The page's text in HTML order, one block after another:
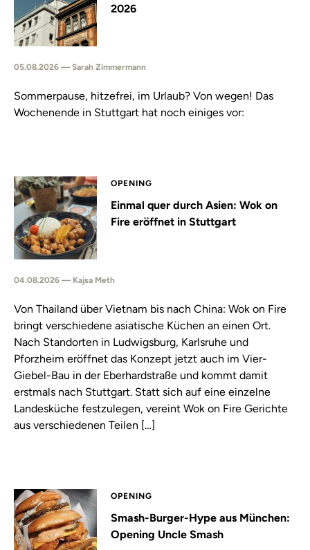
2026
05.08.2026 — Sarah Zimmermann
Sommerpause, hitzefrei, im Urlaub? Von wegen! Das
Wochenende in Stuttgart hat noch einiges vor:
OPENING
Einmal quer durch Asien: Wok on
Fire eröffnet in Stuttgart
04.08.2026 — Kajsa Meth
Von Thailand über Vietnam bis nach China: Wok on Fire
bringt verschiedene asiatische Küchen an einen Ort.
Nach Standorten in Ludwigsburg, Karlsruhe und
Pforzheim eröffnet das Konzept jetzt auch im Vier-
Giebel-Bau in der Eberhardstraße und kommt damit
erstmals nach Stuttgart. Statt sich auf eine einzelne
Landesküche festzulegen, vereint Wok on Fire Gerichte
aus verschiedenen Teilen […]
OPENING
Smash-Burger-Hype aus München:
Opening Uncle Smash